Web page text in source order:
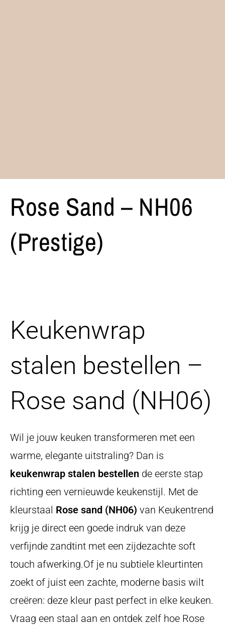
Rose Sand – NH06
(Prestige)
Keukenwrap
stalen bestellen –
Rose sand (NH06)
Wil je jouw keuken transformeren met een
warme, elegante uitstraling? Dan is
keukenwrap stalen bestellen de eerste stap
richting een vernieuwde keukenstijl. Met de
kleurstaal Rose sand (NH06) van Keukentrend
krijg je direct een goede indruk van deze
verfijnde zandtint met een zijdezachte soft
touch afwerking.Of je nu subtiele kleurtinten
zoekt of juist een zachte, moderne basis wilt
creëren: deze kleur past perfect in elke keuken.
Vraag een staal aan en ontdek zelf hoe Rose